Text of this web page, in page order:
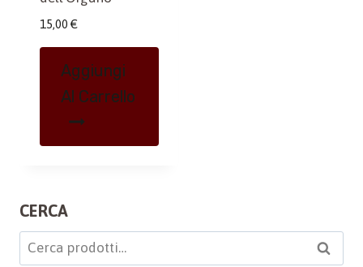
15,00 €
Aggiungi
Al Carrello
CERCA
Cerca: Cerca